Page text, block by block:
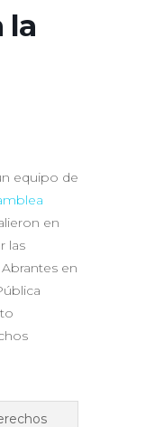
la
equipo de
en
las
en